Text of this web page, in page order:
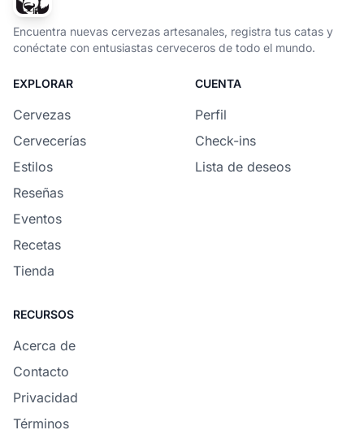
Encuentra nuevas cervezas artesanales, registra tus catas y
conéctate con entusiastas cerveceros de todo el mundo.
EXPLORAR
Cervezas
Cervecerías
Estilos
Reseñas
Eventos
Recetas
Tienda
CUENTA
Perfil
Check-ins
Lista de deseos
RECURSOS
Acerca de
Contacto
Privacidad
Términos